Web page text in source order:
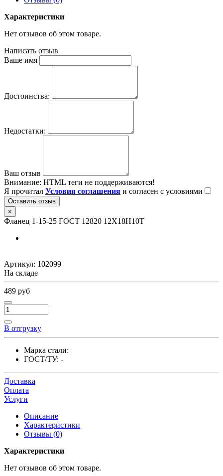
Характеристики
Нет отзывов об этом товаре.
Написать отзыв
Ваше имя
Достоинства:
Недостатки:
Ваш отзыв
Внимание: HTML теги не поддерживаются!
Я прочитал Условия соглашения и согласен с условиями
Оставить отзыв
×
Фланец 1-15-25 ГОСТ 12820 12Х18Н10Т
Артикул: 102099
На складе
489 руб
В отгрузку
Марка стали:
ГОСТ/ТУ: -
Доставка
Оплата
Услуги
Описание
Характеристики
Отзывы (0)
Характеристики
Нет отзывов об этом товаре.